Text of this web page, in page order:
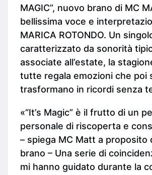
MAGIC”, nuovo brano di MC
bellissima voce e
MARICA ROTONDO. Un
caratterizzato da sonorità
associate all’estate, la
tutte regala emozioni che poi
trasformano in ricordi senza
«“It’s Magic” è il frutto di un
personale di riscoperta e
– spiega MC Matt a proposito
brano – Una serie di
mi hanno guidato durante la